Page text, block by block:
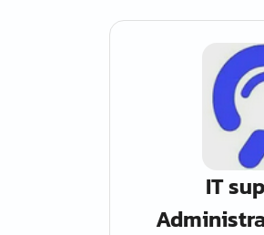
IT